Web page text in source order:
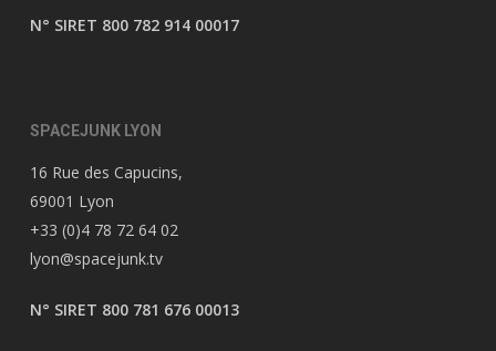
N° SIRET 800 782 914 00017
SPACEJUNK LYON
16 Rue des Capucins,
69001 Lyon
+33 (0)4 78 72 64 02
lyon@spacejunk.tv
N° SIRET 800 781 676 00013